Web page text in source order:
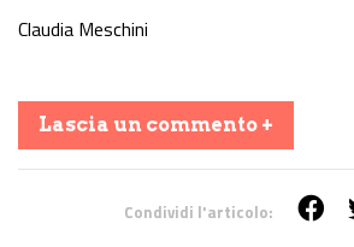
Claudia Meschini
Lascia un commento +
Condividi l'articolo: